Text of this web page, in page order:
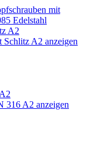
mit
Edelstahl
A2
Schlitz A2 anzeigen
316 A2 anzeigen